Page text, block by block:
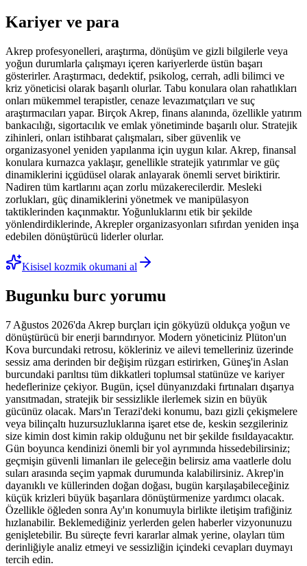
Kariyer ve para
Akrep profesyonelleri, araştırma, dönüşüm ve gizli bilgilerle veya
yoğun durumlarla çalışmayı içeren kariyerlerde üstün başarı
gösterirler. Araştırmacı, dedektif, psikolog, cerrah, adli bilimci ve
kriz yöneticisi olarak başarılı olurlar. Tabu konulara olan rahatlıkları
onları mükemmel terapistler, cenaze levazımatçıları ve suç
araştırmacıları yapar. Birçok Akrep, finans alanında, özellikle yatırım
bankacılığı, sigortacılık ve emlak yönetiminde başarılı olur. Stratejik
zihinleri, onları istihbarat çalışmaları, siber güvenlik ve
organizasyonel yeniden yapılanma için uygun kılar. Akrep, finansal
konulara kurnazca yaklaşır, genellikle stratejik yatırımlar ve güç
dinamiklerini içgüdüsel olarak anlayarak önemli servet biriktirir.
Nadiren tüm kartlarını açan zorlu müzakerecilerdir. Mesleki
zorlukları, güç dinamiklerini yönetmek ve manipülasyon
taktiklerinden kaçınmaktır. Yoğunluklarını etik bir şekilde
yönlendirdiklerinde, Akrepler organizasyonları sıfırdan yeniden inşa
edebilen dönüştürücü liderler olurlar.
Kisisel kozmik okumani al
Bugunku burc yorumu
7 Ağustos 2026'da Akrep burçları için gökyüzü oldukça yoğun ve
dönüştürücü bir enerji barındırıyor. Modern yöneticiniz Plüton'un
Kova burcundaki retrosu, kökleriniz ve ailevi temelleriniz üzerinde
sessiz ama derinden bir değişim rüzgarı estirirken, Güneş'in Aslan
burcundaki parıltısı tüm dikkatleri toplumsal statünüze ve kariyer
hedeflerinize çekiyor. Bugün, içsel dünyanızdaki fırtınaları dışarıya
yansıtmadan, stratejik bir sessizlikle ilerlemek sizin en büyük
gücünüz olacak. Mars'ın Terazi'deki konumu, bazı gizli çekişmelere
veya bilinçaltı huzursuzluklarına işaret etse de, keskin sezgileriniz
size kimin dost kimin rakip olduğunu net bir şekilde fısıldayacaktır.
Gün boyunca kendinizi önemli bir yol ayrımında hissedebilirsiniz;
geçmişin güvenli limanları ile geleceğin belirsiz ama vaatlerle dolu
suları arasında seçim yapmak durumunda kalabilirsiniz. Akrep'in
dayanıklı ve küllerinden doğan doğası, bugün karşılaşabileceğiniz
küçük krizleri büyük başarılara dönüştürmenize yardımcı olacak.
Özellikle öğleden sonra Ay'ın konumuyla birlikte iletişim trafiğiniz
hızlanabilir. Beklemediğiniz yerlerden gelen haberler vizyonunuzu
genişletebilir. Bu süreçte fevri kararlar almak yerine, olayları tüm
derinliğiyle analiz etmeyi ve sessizliğin içindeki cevapları duymayı
tercih edin.